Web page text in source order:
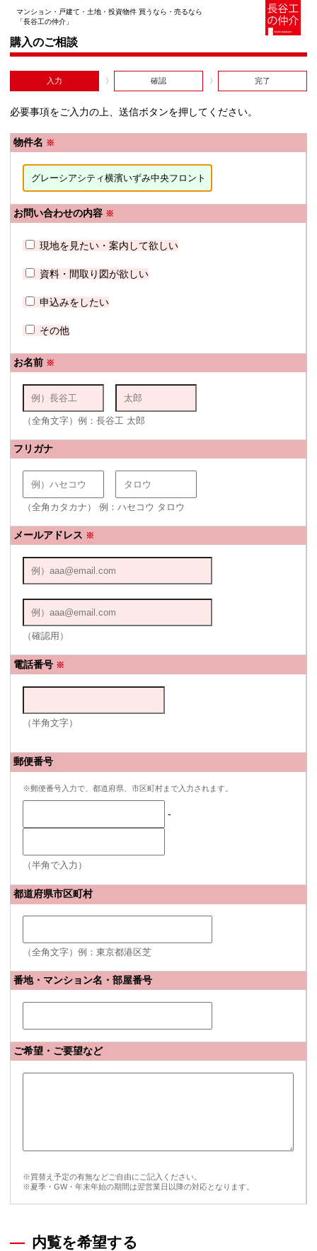
マンション・戸建て・土地・投資物件 買うなら・売るなら
「長谷工の仲介」
購入のご相談
入力 確認 完了
必要事項をご入力の上、送信ボタンを押してください。
物件名 ※
お問い合わせの内容 ※
現地を見たい・案内して欲しい
資料・間取り図が欲しい
申込みをしたい
その他
お名前 ※
（全角文字）例：長谷工 太郎
フリガナ
（全角カタカナ） 例：ハセコウ タロウ
メールアドレス ※
（確認用）
電話番号 ※
（半角文字）
郵便番号
※郵便番号入力で、都道府県、市区町村まで入力されます。
-
（半角で入力）
都道府県市区町村
（全角文字）例：東京都港区芝
番地・マンション名・部屋番号
ご希望・ご要望など
※買替え予定の有無などご自由にご記入ください。
※夏季・GW・年末年始の期間は翌営業日以降の対応となります。
内覧を希望する